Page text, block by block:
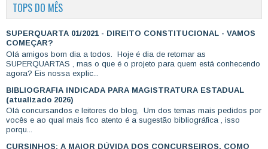
TOPS DO MÊS
SUPERQUARTA 01/2021 - DIREITO CONSTITUCIONAL - VAMOS
COMEÇAR?
Olá amigos bom dia a todos. Hoje é dia de retomar as
SUPERQUARTAS , mas o que é o projeto para quem está conhecendo
agora? Eis nossa explic...
BIBLIOGRAFIA INDICADA PARA MAGISTRATURA ESTADUAL
(atualizado 2026)
Olá concursandos e leitores do blog, Um dos temas mais pedidos por
vocês e ao qual mais fico atento é a sugestão bibliográfica , isso
porqu...
CURSINHOS: A MAIOR DÚVIDA DOS CONCURSEIROS. COMO